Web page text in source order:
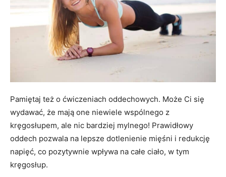
Pamiętaj też o ćwiczeniach oddechowych. Może Ci się
wydawać, że mają one niewiele wspólnego z
kręgosłupem, ale nic bardziej mylnego! Prawidłowy
oddech pozwala na lepsze dotlenienie mięśni i redukcję
napięć, co pozytywnie wpływa na całe ciało, w tym
kręgosłup.